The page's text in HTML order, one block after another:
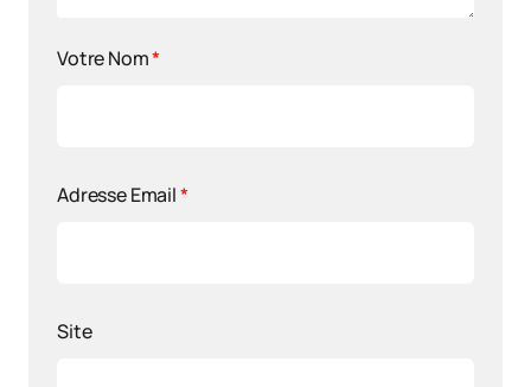
Votre Nom*
Adresse Email*
Site